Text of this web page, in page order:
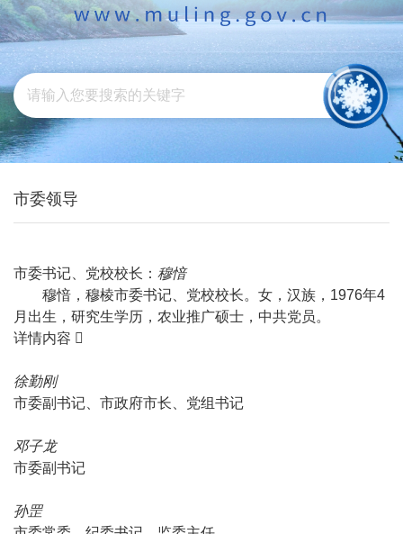
市委领导
市委书记、党校校长： 穆愔
穆愔，穆棱市委书记、党校校长。女，汉族，1976年4
月出生，研究生学历，农业推广硕士，中共党员。
详情内容
徐勤刚
市委副书记、市政府市长、党组书记
邓子龙
市委副书记
孙罡